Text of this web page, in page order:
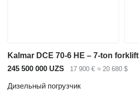
Kalmar DCE 70-6 HE – 7-ton forklift
245 500 000 UZS
17 900 € ≈ 20 680 $
Дизельный погрузчик